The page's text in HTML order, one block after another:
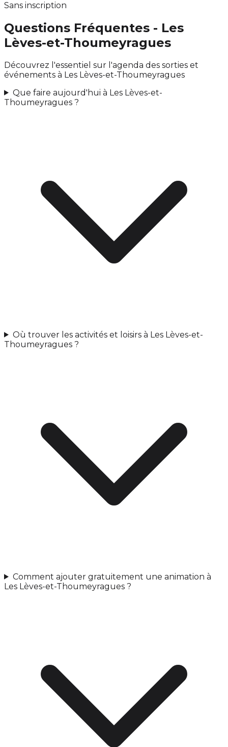
Sans inscription
Questions Fréquentes - Les
Lèves-et-Thoumeyragues
Découvrez l'essentiel sur l'agenda des sorties et
événements à Les Lèves-et-Thoumeyragues
Que faire aujourd'hui à Les Lèves-et-
Thoumeyragues ?
Où trouver les activités et loisirs à Les Lèves-et-
Thoumeyragues ?
Comment ajouter gratuitement une animation à
Les Lèves-et-Thoumeyragues ?